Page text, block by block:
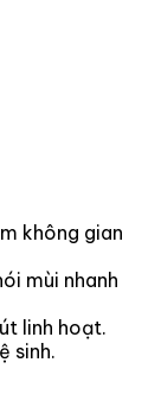
không gian
mùi nhanh
linh hoạt.
sinh.